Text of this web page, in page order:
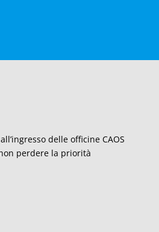
delle officine CAOS
perdere la priorità